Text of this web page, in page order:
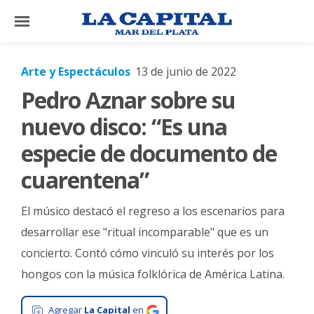
×
El
Mundo
La
Cultura
Tecnología
Gastronomía
Salud
Arte y Espectáculos 13 de junio de 2022
Pedro Aznar sobre su
nuevo disco: “Es una
especie de documento de
cuarentena”
El músico destacó el regreso a los escenarios para
desarrollar ese "ritual incomparable" que es un
concierto. Contó cómo vinculó su interés por los
hongos con la música folklórica de América Latina.
Agregar La Capital en